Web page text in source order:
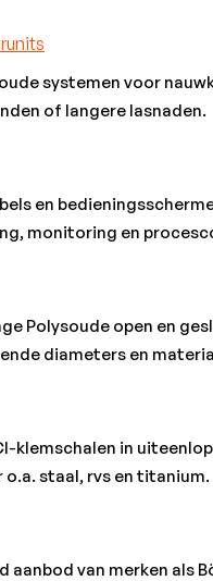
systemen voor
of langere lasnaden.
en
monitoring en
Polysoude open en
diameters en
klemschalen in
staal, rvs en titanium.
aanbod van merken als